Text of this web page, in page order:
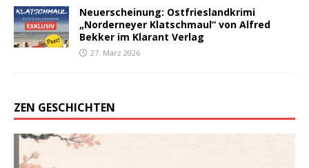
Neuerscheinung: Ostfrieslandkrimi
„Norderneyer Klatschmaul“ von Alfred
Bekker im Klarant Verlag
27. März 2026
ZEN GESCHICHTEN